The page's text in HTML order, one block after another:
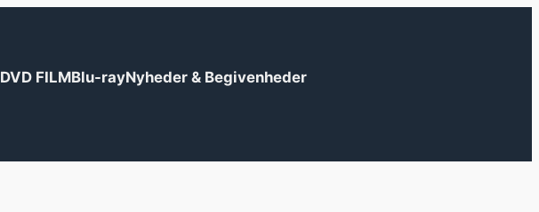
DVD FILMBlu-rayNyheder & Begivenheder